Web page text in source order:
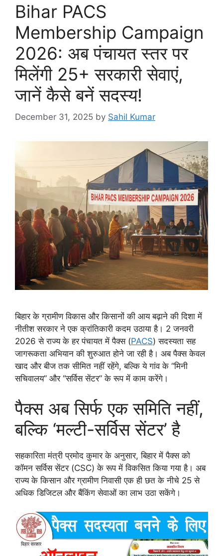
Bihar PACS
Membership Campaign
2026: अब पंचायत स्तर पर
मिलेंगी 25+ सरकारी सेवाएं,
जानें कैसे बनें सदस्य!
December 31, 2025 by Sahil Kumar
बिहार के ग्रामीण विकास और किसानों की आय बढ़ाने की दिशा में
नीतीश सरकार ने एक क्रांतिकारी कदम उठाया है। 2 जनवरी
2026 से राज्य के हर पंचायत में पैक्स (PACS) सदस्यता सह
जागरूकता अभियान की शुरुआत होने जा रही है। अब पैक्स केवल
खाद और बीज तक सीमित नहीं रहेंगे, बल्कि ये गांव के “मिनी
सचिवालय” और “सर्विस सेंटर” के रूप में काम करेंगे।
पैक्स अब सिर्फ एक समिति नहीं,
बल्कि ‘मल्टी-सर्विस सेंटर’ है
सहकारिता मंत्री प्रमोद कुमार के अनुसार, बिहार में पैक्स को
कॉमन सर्विस सेंटर (CSC) के रूप में विकसित किया गया है। अब
राज्य के किसान और ग्रामीण निवासी एक ही छत के नीचे 25 से
अधिक डिजिटल और बैंकिंग सेवाओं का लाभ उठा सकेंगे।